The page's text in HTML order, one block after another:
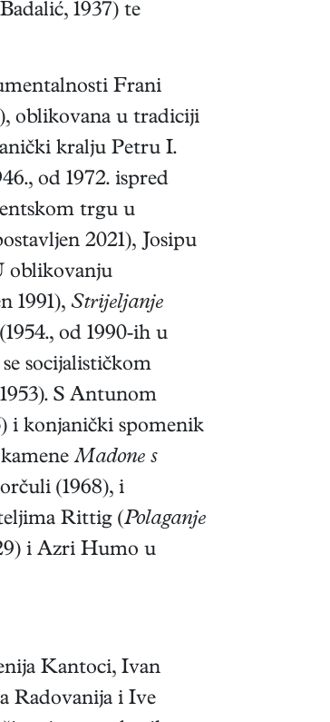
1937) te
Frani
oblikovana u tradiciji
kralju Petru I.
od 1972. ispred
trgu u
2021), Josipu
oblikovanju
1991), Strijeljanje
(1954., od 1990-ih u
socijalističkom
S Antunom
i konjanički spomenik
Madone s
(1968), i
Rittig (Polaganje
i Azri Humo u
Kantoci, Ivan
Radovanija i Ive